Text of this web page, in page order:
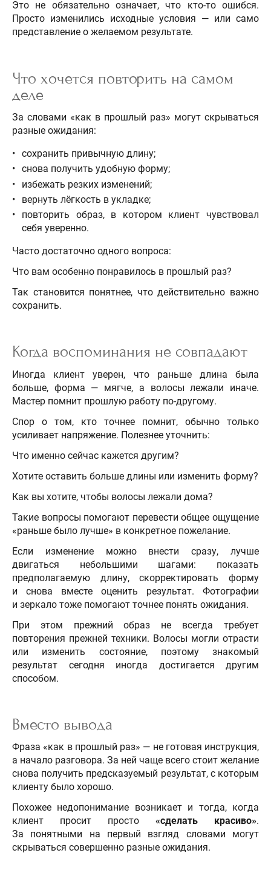
Это не обязательно означает, что кто-то ошибся.
Просто изменились исходные условия — или само
представление о желаемом результате.
Что хочется повторить на самом
деле
За словами «как в прошлый раз» могут скрываться
разные ожидания:
сохранить привычную длину;
снова получить удобную форму;
избежать резких изменений;
вернуть лёгкость в укладке;
повторить образ, в котором клиент чувствовал
себя уверенно.
Часто достаточно одного вопроса:
Что вам особенно понравилось в прошлый раз?
Так становится понятнее, что действительно важно
сохранить.
Когда воспоминания не совпадают
Иногда клиент уверен, что раньше длина была
больше, форма — мягче, а волосы лежали иначе.
Мастер помнит прошлую работу по-другому.
Спор о том, кто точнее помнит, обычно только
усиливает напряжение. Полезнее уточнить:
Что именно сейчас кажется другим?
Хотите оставить больше длины или изменить форму?
Как вы хотите, чтобы волосы лежали дома?
Такие вопросы помогают перевести общее ощущение
«раньше было лучше» в конкретное пожелание.
Если изменение можно внести сразу, лучше
двигаться небольшими шагами: показать
предполагаемую длину, скорректировать форму
и снова вместе оценить результат. Фотографии
и зеркало тоже помогают точнее понять ожидания.
При этом прежний образ не всегда требует
повторения прежней техники. Волосы могли отрасти
или изменить состояние, поэтому знакомый
результат сегодня иногда достигается другим
способом.
Вместо вывода
Фраза «как в прошлый раз» — не готовая инструкция,
а начало разговора. За ней чаще всего стоит желание
снова получить предсказуемый результат, с которым
клиенту было хорошо.
Похожее недопонимание возникает и тогда, когда
клиент просит просто «сделать красиво».
За понятными на первый взгляд словами могут
скрываться совершенно разные ожидания.